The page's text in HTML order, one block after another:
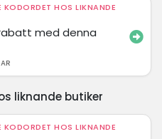
KODORDET HOS LIKNANDE
med denna
liknande butiker
KODORDET HOS LIKNANDE